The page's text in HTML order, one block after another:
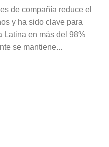
de compañía reduce el
y ha sido clave para
Latina en más del 98%
se mantiene...